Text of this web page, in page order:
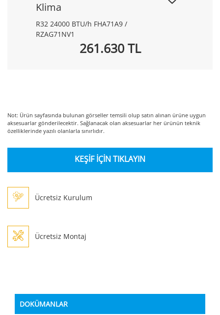
Klima
R32 24000 BTU/h FHA71A9 /
RZAG71NV1
261.630 TL
Not: Ürün sayfasında bulunan görseller temsili olup satın alınan ürüne uygun
aksesuarlar gönderilecektir. Sağlanacak olan aksesuarlar her ürünün teknik
özelliklerinde yazılı olanlarla sınırlıdır.
KEŞİF İÇİN TIKLAYIN
Ücretsiz Kurulum
Ücretsiz Montaj
DOKÜMANLAR